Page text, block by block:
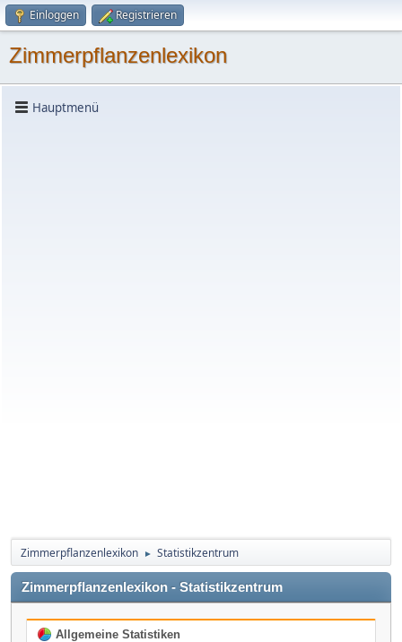
Einloggen Registrieren
Zimmerpflanzenlexikon
Hauptmenü
Zimmerpflanzenlexikon ► Statistikzentrum
Zimmerpflanzenlexikon - Statistikzentrum
Allgemeine Statistiken